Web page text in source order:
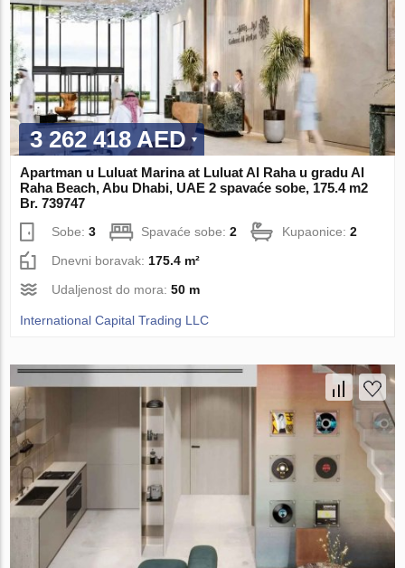
3 262 418 AED
Apartman u Luluat Marina at Luluat Al Raha u gradu Al
Raha Beach, Abu Dhabi, UAE 2 spavaće sobe, 175.4 m2
Br. 739747
Sobe:3 Spavaće sobe:2 Kupaonice:2
Dnevni boravak:175.4 m²
Udaljenost do mora:50 m
International Capital Trading LLC